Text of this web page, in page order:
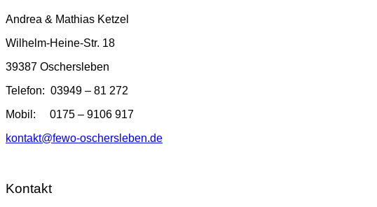
Andrea & Mathias Ketzel
Wilhelm-Heine-Str. 18
39387 Oschersleben
Telefon: 03949 – 81 272
Mobil: 0175 – 9106 917
kontakt@fewo-oschersleben.de
Kontakt